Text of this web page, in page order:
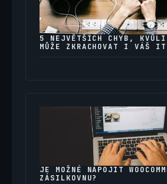
5 NEJVĚTŠÍCH CHYB, KVŮLI
MŮŽE ZKRACHOVAT I VÁŠ IT
JE MOŽNÉ NAPOJIT
ZÁSILKOVNU?